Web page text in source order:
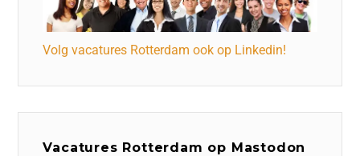
Volg vacatures Rotterdam ook op Linkedin!
Vacatures Rotterdam op Mastodon